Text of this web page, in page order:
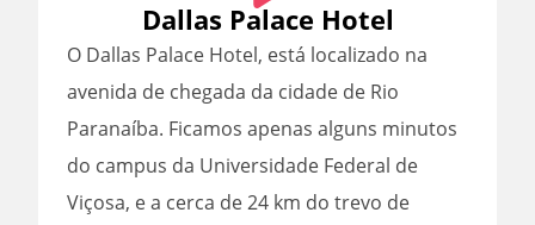
Dallas Palace Hotel
O Dallas Palace Hotel, está localizado na
avenida de chegada da cidade de Rio
Paranaíba. Ficamos apenas alguns minutos
do campus da Universidade Federal de
Viçosa, e a cerca de 24 km do trevo de